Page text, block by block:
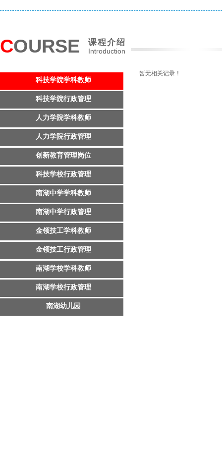
COURSE 课程介绍
Introduction
暂无相关记录！
科技学院学科教师
科技学院行政管理
人力学院学科教师
人力学院行政管理
创新教育管理岗位
科技学校行政管理
南湖中学学科教师
南湖中学行政管理
金领技工学科教师
金领技工行政管理
南湖学校学科教师
南湖学校行政管理
南湖幼儿园